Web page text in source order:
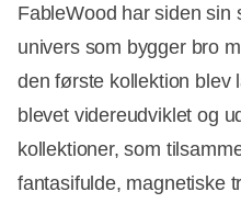
FableWood har siden sin
univers som bygger bro
den første kollektion blev
blevet videreudviklet og
kollektioner, som
fantasifulde, magnetiske